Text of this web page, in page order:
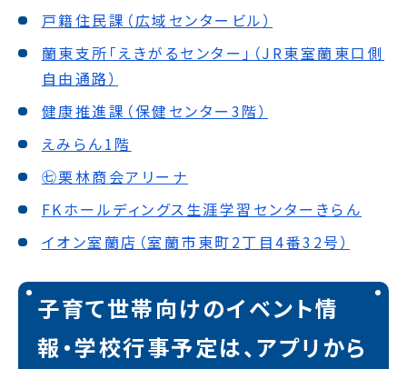
戸籍住民課（広域センタービル）
蘭東支所「えきがるセンター」（JR東室蘭東口側
自由通路）
健康推進課（保健センター3階）
えみらん1階
㊆栗林商会アリーナ
FKホールディングス生涯学習センターきらん
イオン室蘭店（室蘭市東町2丁目4番32号）
子育て世帯向けのイベント情
報・学校行事予定は、アプリから